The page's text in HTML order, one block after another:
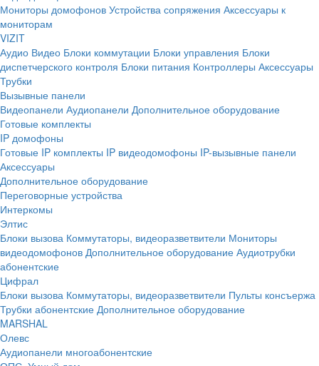
Мониторы домофонов Устройства сопряжения Аксессуары к
мониторам
VIZIT
Аудио Видео Блоки коммутации Блоки управления Блоки
диспетчерского контроля Блоки питания Контроллеры Аксессуары
Трубки
Вызывные панели
Видеопанели Аудиопанели Дополнительное оборудование
Готовые комплекты
IP домофоны
Готовые IP комплекты IP видеодомофоны IP-вызывные панели
Аксессуары
Дополнительное оборудование
Переговорные устройства
Интеркомы
Элтис
Блоки вызова Коммутаторы, видеоразветвители Мониторы
видеодомофонов Дополнительное оборудование Аудиотрубки
абонентские
Цифрал
Блоки вызова Коммутаторы, видеоразветвители Пульты консъержа
Трубки абонентские Дополнительное оборудование
MARSHAL
Олевс
Аудиопанели многоабонентские